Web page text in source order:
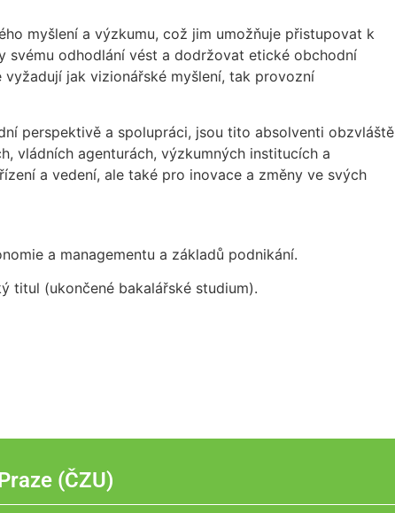
myšlení a výzkumu, což jim umožňuje přistupovat k
svému odhodlání vést a dodržovat etické obchodní
jak vizionářské myšlení, tak provozní
perspektivě a spolupráci, jsou tito absolventi obzvláště
vládních agenturách, výzkumných institucích a
a vedení, ale také pro inovace a změny ve svých
a managementu a základů podnikání.
titul (ukončené bakalářské studium).
(ČZU)